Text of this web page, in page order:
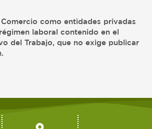
Comercio como entidades privadas
laboral contenido en el
del Trabajo, que no exige publicar